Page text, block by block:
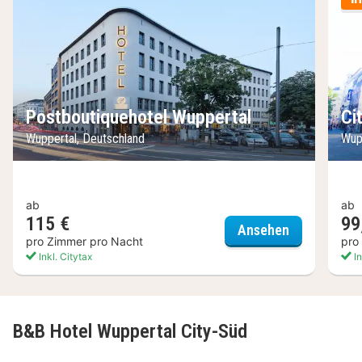
Postboutiquehotel Wuppertal
Wuppertal, Deutschland
ab
115 €
pro Zimmer pro Nacht
Inkl. Citytax
Ansehen
ab
pro
B&B Hotel Wuppertal City-Süd